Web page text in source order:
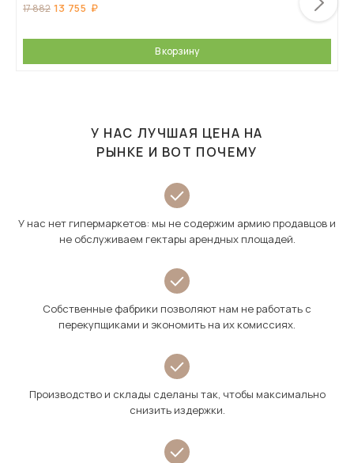
17 882 13 755
В корзину
У НАС ЛУЧШАЯ ЦЕНА НА
РЫНКЕ И ВОТ ПОЧЕМУ
У нас нет гипермаркетов: мы не содержим армию продавцов и
не обслуживаем гектары арендных площадей.
Собственные фабрики позволяют нам не работать с
перекупщиками и экономить на их комиссиях.
Производство и склады сделаны так, чтобы максимально
снизить издержки.